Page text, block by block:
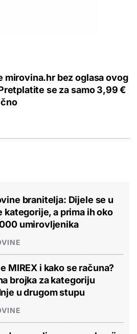
mirovina.hr bez oglasa ovog
se za samo 3,99 €
branitelja: Dijele se u
kategorije, a prima ih oko
umirovljenika
MIREX i kako se računa?
brojka za kategoriju
u drugom stupu